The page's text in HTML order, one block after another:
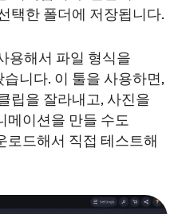
택한 폴더에 저장됩니다.
용해서 파일 형식을
니다. 이 툴을 사용하면,
립을 잘라내고, 사진을
메이션을 만들 수도
로드해서 직접 테스트해